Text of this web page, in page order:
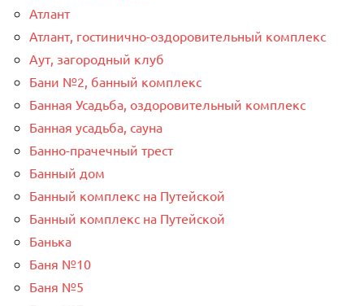
Атлант
Атлант, гостинично-оздоровительный комплекс
Аут, загородный клуб
Бани №2, банный комплекс
Банная Усадьба, оздоровительный комплекс
Банная усадьба, сауна
Банно-прачечный трест
Банный дом
Банный комплекс на Путейской
Банный комплекс на Путейской
Банька
Баня №10
Баня №5